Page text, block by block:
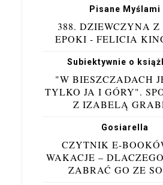
Pisane Myślami
388. DZIEWCZYNA Z
EPOKI - FELICIA
Subiektywnie o
"W BIESZCZADACH
TYLKO JA I GÓRY".
Z IZABELĄ
Gosiarella
CZYTNIK E-
WAKACJE –
ZABRAĆ GO ZE